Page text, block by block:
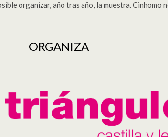
organizar, año tras año, la muestra. Cinhomo
ORGANIZA